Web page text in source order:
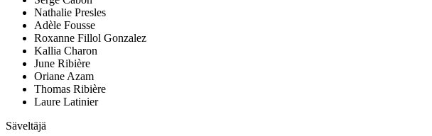
Nathalie Presles
Adèle Fousse
Roxanne Fillol Gonzalez
Kallia Charon
June Ribière
Oriane Azam
Thomas Ribière
Laure Latinier
Säveltäjä